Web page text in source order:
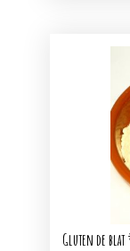
Gluten de